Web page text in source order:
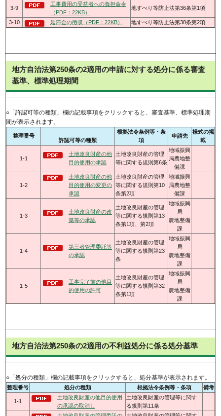
3-9
工事費用の受益者への負担命令
（PDF：22KB）
地すべり等防止法第36条第1項
3-10 延滞金の徴収（PDF：22KB） 地すべり等防止法第38条第2項
地方自治法第250条の2適用の申請に対する処分に係る審査
基準、標準処理期間
○「許認可等の種類」欄の記載事項をクリックすると、審査基準、標準処理期
間が表示されます。
整理番号
許認可等の種類
根拠法令条例等・条
項
申請先
様式の掲
載
1-1
土地改良財産の他
目的使用の承認
土地改良財産の管理
等に関する規則第6条
地域振興
局農地整
備課
1-2
土地改良財産の他
目的使用の変更の
承認
土地改良財産の管理
等に関する規則第10
条第2項
地域振興
局農地整
備課
1-3
土地改良財産の改
築等の承認
土地改良財産の管理
等に関する規則第13
条第1項、第2項
地域振興
局
農地整備
課
1-4
第三者管理委託等
の承認
土地改良財産の管理
等に関する規則第23
条
地域振興
局
農地整備
課
1-5
工事完了前の他目
的使用の許可
土地改良財産の管理
等に関する規則第32
条第1項
地域振興
局
農地整備
課
地方自治法第250条の2適用の不利益処分に係る処分基準
○「処分の種類」欄の記載事項をクリックすると、処分基準が表示されます。
整理番号 処分の種類 根拠法令条例等・条項 備考
1-1
土地改良財産の他目的使用
の承認の取消し
土地改良財産の管理等に関す
る規則第11条